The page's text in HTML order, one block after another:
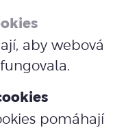
aby webová
pomáhají